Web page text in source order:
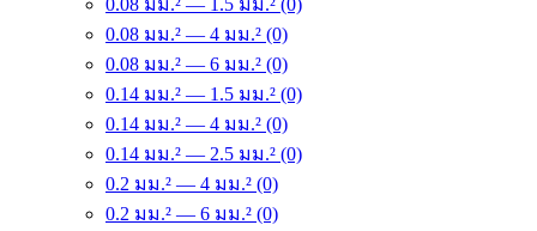
0.08 มม.² — 4 มม.² (0)
0.08 มม.² — 6 มม.² (0)
0.14 มม.² — 1.5 มม.² (0)
0.14 มม.² — 4 มม.² (0)
0.14 มม.² — 2.5 มม.² (0)
0.2 มม.² — 4 มม.² (0)
0.2 มม.² — 6 มม.² (0)